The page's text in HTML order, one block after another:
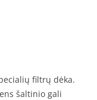
filtrų dėka.
šaltinio gali